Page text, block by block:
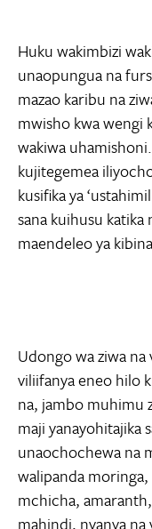
Huku wakimbizi
unaopungua na
mazao karibu na
mwisho kwa wengi
wakiwa
kujitegemea
kusifika ya
sana kuihusu katika
maendeleo ya
Udongo wa ziwa
viliifanya eneo hilo
na, jambo muhimu
maji yanayohitajika
unaochochewa na
walipanda
mchicha,
mahindi, nyanya